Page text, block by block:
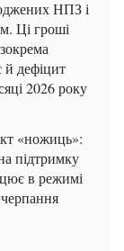
НПЗ і
Ці гроші
й дефіцит
2026 року
«ножиць»:
підтримку
в режимі